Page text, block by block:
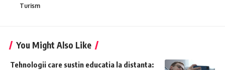
Turism
You Might Also Like
Tehnologii care sustin educatia la distanta: